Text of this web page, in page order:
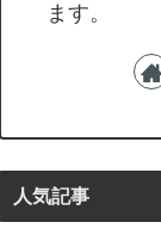
ます。
人気記事